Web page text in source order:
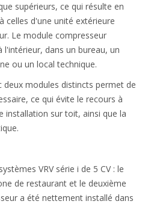
supérieurs, ce qui résulte en
celles d'une unité extérieure
Le module compresseur
dans un bureau, un
ou un local technique.
deux modules distincts permet de
ce qui évite le recours à
installation sur toit, ainsi que la
VRV série i de 5 CV : le
de restaurant et le deuxième
a été nettement installé dans